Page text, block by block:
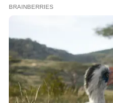
© 2026 iBilingua
Політика
сайтом (Privacy Policy)